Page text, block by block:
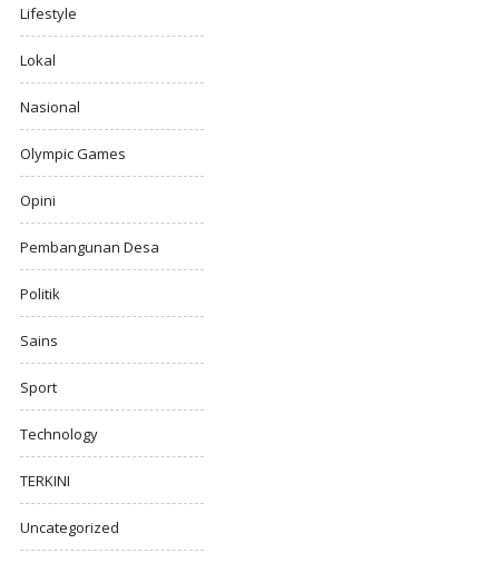
Lifestyle
Lokal
Nasional
Olympic Games
Opini
Pembangunan Desa
Politik
Sains
Sport
Technology
TERKINI
Uncategorized